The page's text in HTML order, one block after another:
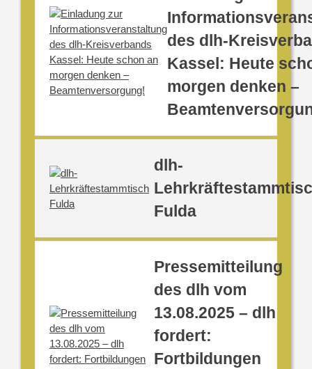
des dlh-
Kassel: Heute
morgen denken –
dlh-
Fulda
Pressemitteilung
des dlh vom
13.08.2025 – dlh
fordert:
Fortbildungen